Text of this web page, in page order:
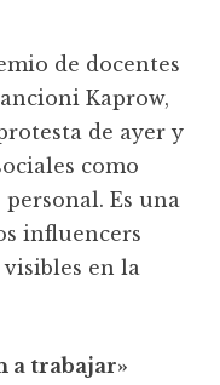
de docentes
Kaprow,
de ayer y
como
Es una
influencers
en la
a trabajar»